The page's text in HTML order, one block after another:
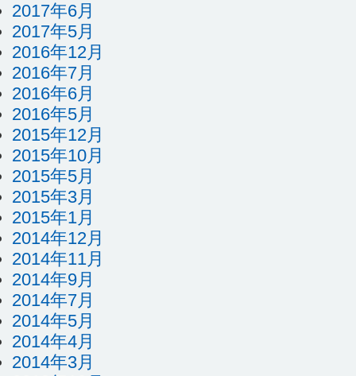
2017年6月
2017年5月
2016年12月
2016年7月
2016年6月
2016年5月
2015年12月
2015年10月
2015年5月
2015年3月
2015年1月
2014年12月
2014年11月
2014年9月
2014年7月
2014年5月
2014年4月
2014年3月